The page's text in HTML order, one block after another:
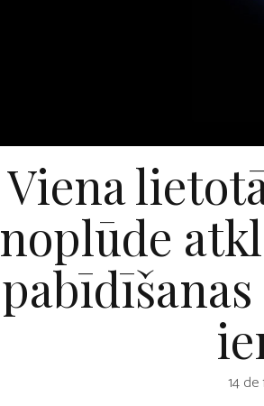
Viena
noplūde
14